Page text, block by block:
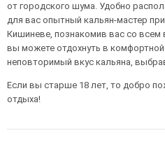
от городского шума. Удобно
для вас опытный кальян-мастер
Кишиневе, познакомив вас со всем
вы можете отдохнуть в
неповторимый вкус кальяна,
Если вы старше 18 лет, то добро
отдыха!